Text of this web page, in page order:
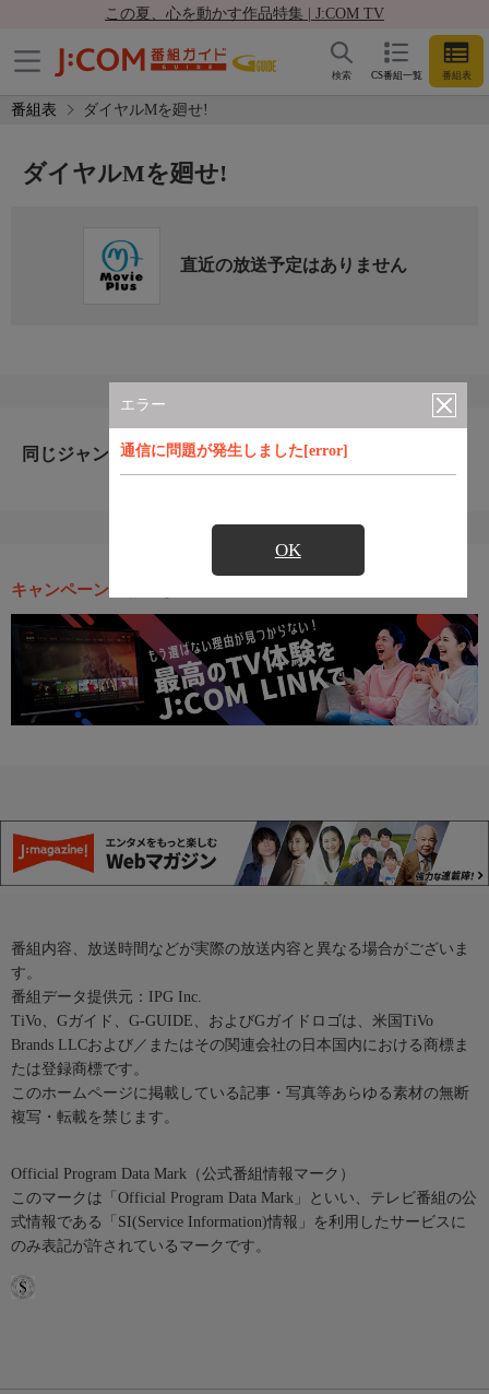
この夏、心を動かす作品特集 | J:COM TV
CS番組一覧 番組表
検索
番組表 ダイヤルMを廻せ!
エラー
通信に問題が発生しました[error]
OK
ダイヤルMを廻せ!
直近の放送予定はありません
同じジャンルのおすすめ番組
キャンペーン・お得な情報
番組内容、放送時間などが実際の放送内容と異なる場合がございま
す。
番組データ提供元：IPG Inc.
TiVo、Gガイド、G-GUIDE、およびGガイドロゴは、米国TiVo
Brands LLCおよび／またはその関連会社の日本国内における商標ま
たは登録商標です。
このホームページに掲載している記事・写真等あらゆる素材の無断
複写・転載を禁じます。
Official Program Data Mark（公式番組情報マーク）
このマークは「Official Program Data Mark」といい、テレビ番組の公
式情報である「SI(Service Information)情報」を利用したサービスに
のみ表記が許されているマークです。